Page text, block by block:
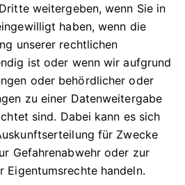
weitergeben, wenn Sie in
haben, wenn die
unserer rechtlichen
ist oder wenn wir aufgrund
oder behördlicher oder
zu einer Datenweitergabe
sind. Dabei kann es sich
für Zwecke
Gefahrenabwehr oder zur
Eigentumsrechte handeln.